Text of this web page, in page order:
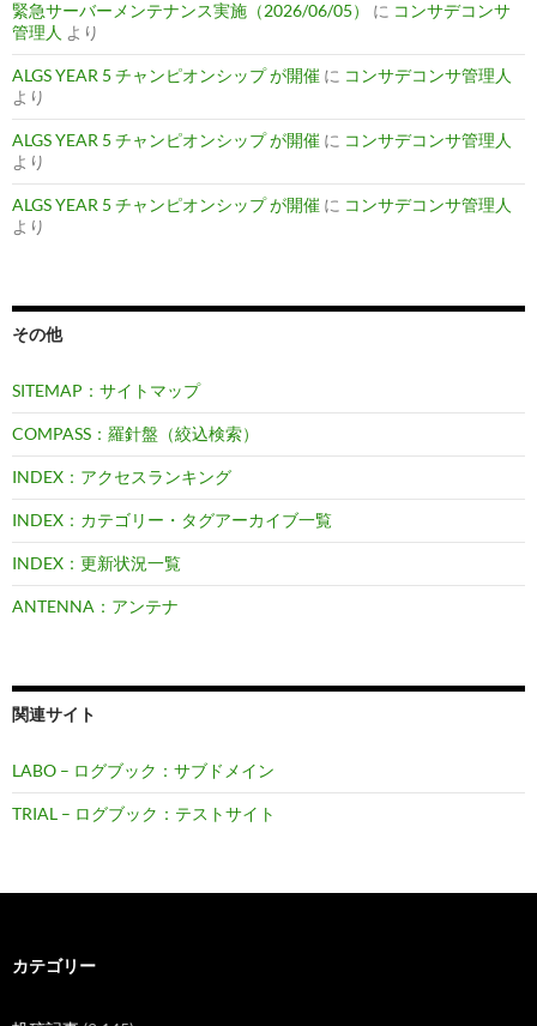
緊急サーバーメンテナンス実施（2026/06/05） に コンサデコンサ
管理人 より
ALGS YEAR 5 チャンピオンシップ が開催 に コンサデコンサ管理人
より
ALGS YEAR 5 チャンピオンシップ が開催 に コンサデコンサ管理人
より
ALGS YEAR 5 チャンピオンシップ が開催 に コンサデコンサ管理人
より
その他
SITEMAP：サイトマップ
COMPASS：羅針盤（絞込検索）
INDEX：アクセスランキング
INDEX：カテゴリー・タグアーカイブ一覧
INDEX：更新状況一覧
ANTENNA：アンテナ
関連サイト
LABO – ログブック：サブドメイン
TRIAL – ログブック：テストサイト
カテゴリー